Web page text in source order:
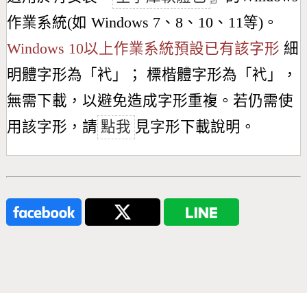
作業系統(如 Windows 7、8、10、11等)。
Windows 10以上作業系統預設已有該字形 細
明體字形為「 䘝 」； 標楷體字形為「 䘝 」，
無需下載，以避免造成字形重複。若仍需使
用該字形，請 點我 見字形下載說明。